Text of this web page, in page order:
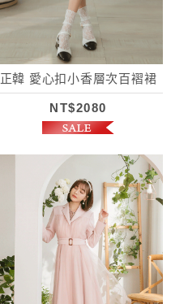
正韓 愛心扣小香層次百褶裙
NT$2080